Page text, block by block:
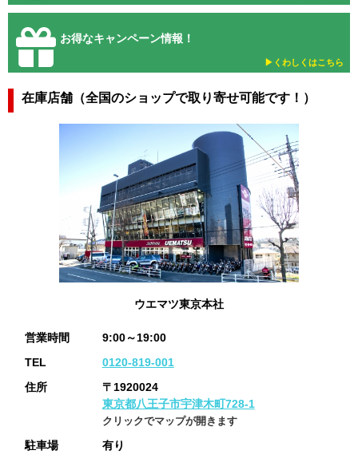
お得なキャンペーン情報！
▶︎くわしくはこちら
在庫店舗（全国のショップで取り寄せ可能です！）
ウエマツ東京本社
営業時間
9:00～19:00
TEL
0120-819-001
住所
〒1920024
東京都八王子市宇津木町728-1
クリックでマップが開きます
駐車場 有り